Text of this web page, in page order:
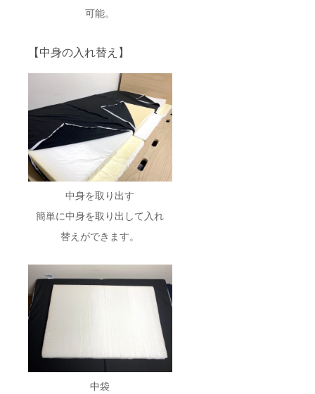
可能。
【中身の入れ替え】
中身を取り出す
簡単に中身を取り出して入れ
替えができます。
中袋